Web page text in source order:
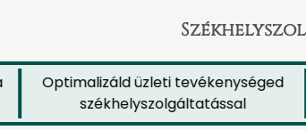
Optimalizáld üzleti tevékenységed
székhelyszolgáltatással